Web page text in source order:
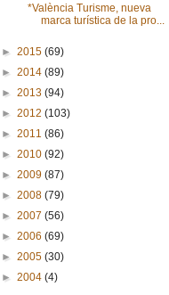
*València Turisme, nueva
marca turística de la pro...
► 2015 (69)
► 2014 (89)
► 2013 (94)
► 2012 (103)
► 2011 (86)
► 2010 (92)
► 2009 (87)
► 2008 (79)
► 2007 (56)
► 2006 (69)
► 2005 (30)
► 2004 (4)